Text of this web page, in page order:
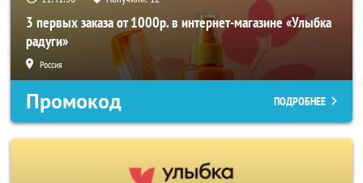
3 первых заказа от 1000р. в интернет-магазине «Улыбка
радуги»
Россия
Промокод ПОДРОБНЕЕ